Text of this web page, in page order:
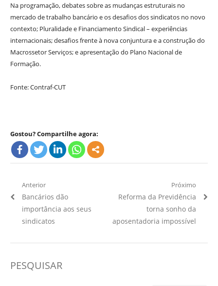
Na programação, debates sobre as mudanças estruturais no
mercado de trabalho bancário e os desafios dos sindicatos no novo
contexto; Pluralidade e Financiamento Sindical – experiências
internacionais; desafios frente à nova conjuntura e a construção do
Macrossetor Serviços; e apresentação do Plano Nacional de
Formação.
Fonte: Contraf-CUT
Gostou? Compartilhe agora:
Navegação
de
Post
Anterior
Artigo
Anterior:
Bancários dão
importância aos seus
sindicatos
Próximo
Próximo
Reforma da Previdência
torna sonho da
aposentadoria impossível
PESQUISAR